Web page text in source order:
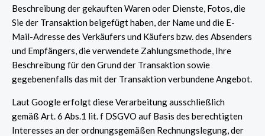
Beschreibung der gekauften Waren oder Dienste, Fotos, die
Sie der Transaktion beigefügt haben, der Name und die E-
Mail-Adresse des Verkäufers und Käufers bzw. des Absenders
und Empfängers, die verwendete Zahlungsmethode, Ihre
Beschreibung für den Grund der Transaktion sowie
gegebenenfalls das mit der Transaktion verbundene Angebot.
Laut Google erfolgt diese Verarbeitung ausschließlich
gemäß Art. 6 Abs.1 lit. f DSGVO auf Basis des berechtigten
Interesses an der ordnungsgemäßen Rechnungslegung, der